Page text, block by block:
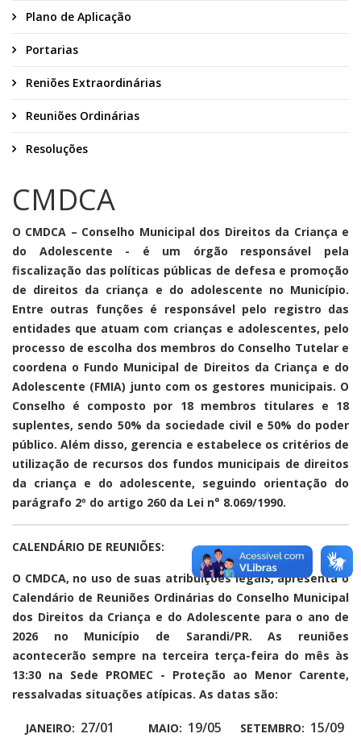
Plano de Aplicação
Portarias
Reniões Extraordinárias
Reuniões Ordinárias
Resoluções
CMDCA
O CMDCA – Conselho Municipal dos Direitos da Criança e
do Adolescente - é um órgão responsável pela
fiscalização das políticas públicas de defesa e promoção
de direitos da criança e do adolescente no Município.
Entre outras funções é responsável pelo registro das
entidades que atuam com crianças e adolescentes, pelo
processo de escolha dos membros do Conselho Tutelar e
coordena o Fundo Municipal de Direitos da Criança e do
Adolescente (FMIA) junto com os gestores municipais. O
Conselho é composto por 18 membros titulares e 18
suplentes, sendo 50% da sociedade civil e 50% do poder
público. Além disso, gerencia e estabelece os critérios de
utilização de recursos dos fundos municipais de direitos
da criança e do adolescente, seguindo orientação do
parágrafo 2º do artigo 260 da Lei n° 8.069/1990.
CALENDÁRIO DE REUNIÕES:
O CMDCA, no uso de suas atribuições legais, apresenta o
Calendário de Reuniões Ordinárias do Conselho Municipal
dos Direitos da Criança e do Adolescente para o ano de
2026 no Município de Sarandi/PR. As reuniões
acontecerão sempre na terceira terça-feira do mês às
13:30 na Sede PROMEC - Proteção ao Menor Carente,
ressalvadas situações atípicas. As datas são:
JANEIRO: 27/01 MAIO: 19/05 SETEMBRO: 15/09